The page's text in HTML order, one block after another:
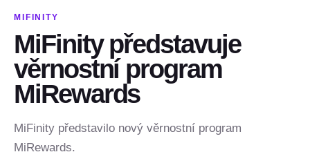
MIFINITY
MiFinity představuje
věrnostní program
MiRewards
MiFinity představilo nový věrnostní program
MiRewards.